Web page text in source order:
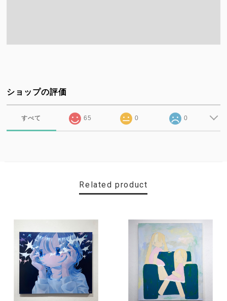
ショップの評価
すべて 65 0 0
Related product